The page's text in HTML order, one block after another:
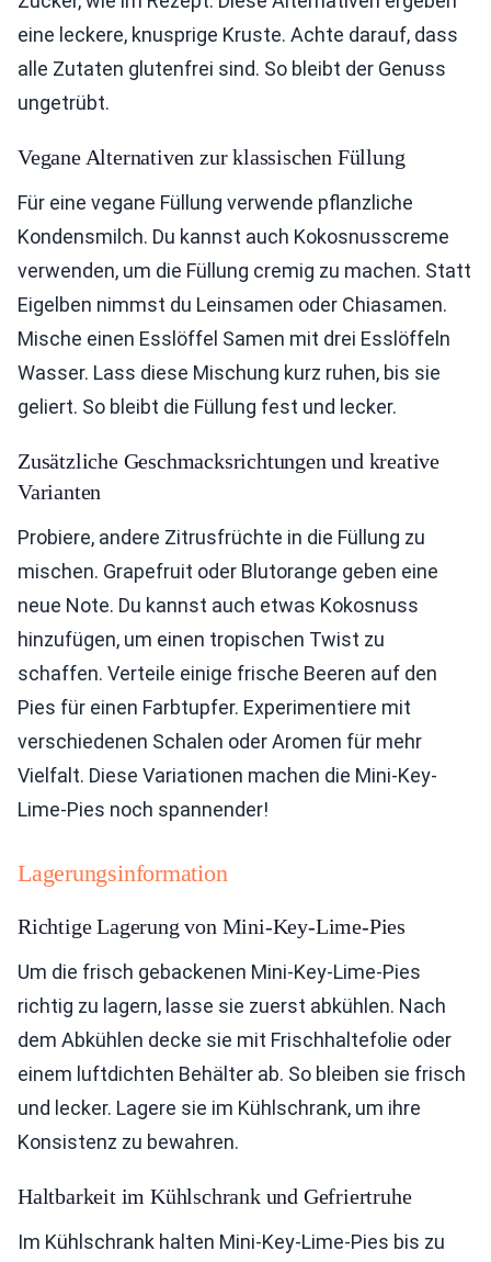
eine leckere, knusprige Kruste. Achte darauf, dass
alle Zutaten glutenfrei sind. So bleibt der Genuss
ungetrübt.
Vegane Alternativen zur klassischen Füllung
Für eine vegane Füllung verwende pflanzliche
Kondensmilch. Du kannst auch Kokosnusscreme
verwenden, um die Füllung cremig zu machen. Statt
Eigelben nimmst du Leinsamen oder Chiasamen.
Mische einen Esslöffel Samen mit drei Esslöffeln
Wasser. Lass diese Mischung kurz ruhen, bis sie
geliert. So bleibt die Füllung fest und lecker.
Zusätzliche Geschmacksrichtungen und kreative
Varianten
Probiere, andere Zitrusfrüchte in die Füllung zu
mischen. Grapefruit oder Blutorange geben eine
neue Note. Du kannst auch etwas Kokosnuss
hinzufügen, um einen tropischen Twist zu
schaffen. Verteile einige frische Beeren auf den
Pies für einen Farbtupfer. Experimentiere mit
verschiedenen Schalen oder Aromen für mehr
Vielfalt. Diese Variationen machen die Mini-Key-
Lime-Pies noch spannender!
Lagerungsinformation
Richtige Lagerung von Mini-Key-Lime-Pies
Um die frisch gebackenen Mini-Key-Lime-Pies
richtig zu lagern, lasse sie zuerst abkühlen. Nach
dem Abkühlen decke sie mit Frischhaltefolie oder
einem luftdichten Behälter ab. So bleiben sie frisch
und lecker. Lagere sie im Kühlschrank, um ihre
Konsistenz zu bewahren.
Haltbarkeit im Kühlschrank und Gefriertruhe
Im Kühlschrank halten Mini-Key-Lime-Pies bis zu